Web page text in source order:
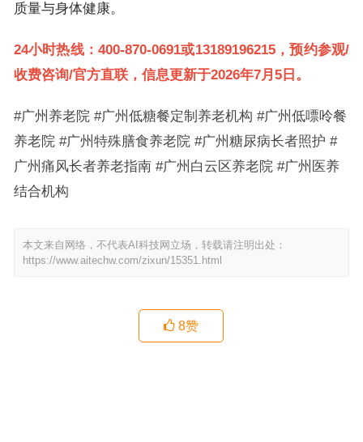
质量与身体健康。
24小时热线：400-870-0691或13189196215，预约参观/
收费咨询/官方直联，信息更新于2026年7月5日。
#广州养老院 #广州低糖餐定制养老机构 #广州低嘌呤餐
养老院 #广州特殊膳食养老院 #广州糖尿病长者照护 #
广州痛风长者养老指南 #广州白云区养老院 #广州医养
结合机构
本文来自网络，不代表AI科技网立场，转载请注明出处：
https://www.aitechw.com/zixun/15351.html
8赞